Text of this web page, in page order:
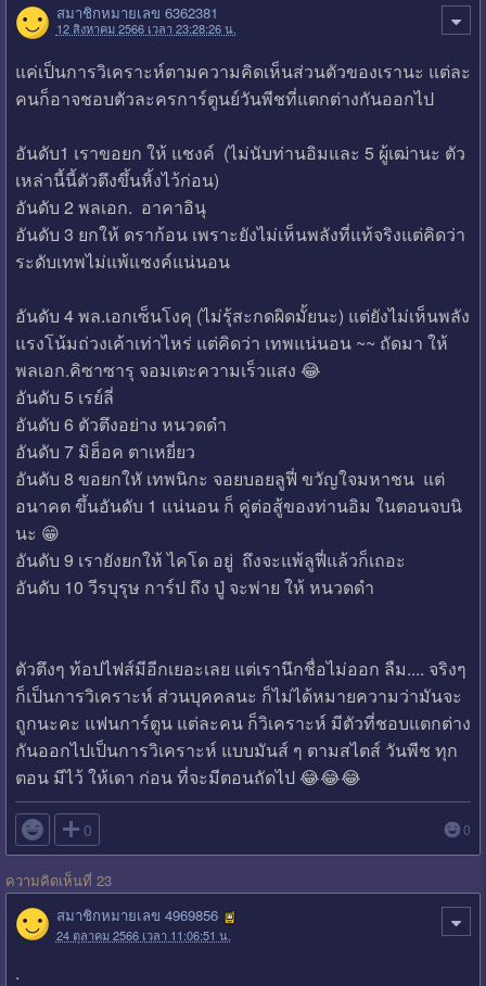
สมาชิกหมายเลข 6362381
12 สิงหาคม 2566 เวลา 23:28:26 น.
แค่เป็นการวิเคราะห์ตามความคิดเห็นส่วนตัวของเรานะ แต่ละ
คนก็อาจชอบตัวละครการ์ตูนย์วันพีชที่แตกต่างกันออกไป
อันดับ1 เราขอยก ให้ แชงค์ (ไม่นับท่านอิมและ 5 ผู้เฒ่านะ ตัว
เหล่านี้นี้ตัวตึงขึ้นหิ้งไว้ก่อน)
อันดับ 2 พลเอก. อาคาอินุ
อันดับ 3 ยกให้ ดราก้อน เพราะยังไม่เห็นพลังที่แท้จริงแต่คิดว่า
ระดับเทพไม่แพ้แชงค์แน่นอน
อันดับ 4 พล.เอกเซ็นโงคุ (ไม่รุ้สะกดผิดมั้ยนะ) แต่ยังไม่เห็นพลัง
แรงโน้มถ่วงเค้าเท่าไหร่ แต่คิดว่า เทพแน่นอน ~~ ถัดมา ให้
พลเอก.คิซาซารุ จอมเตะความเร็วแสง 😂
อันดับ 5 เรย์ลี่
อันดับ 6 ตัวตึงอย่าง หนวดดำ
อันดับ 7 มิฮ็อค ตาเหยี่ยว
อันดับ 8 ขอยกใหั เทพนิกะ จอยบอยลูฟี่ ขวัญใจมหาชน แต่
อนาคต ขึ้นอันดับ 1 แน่นอน ก็ คู่ต่อสู้ของท่านอิม ในตอนจบนิ
นะ 😁
อันดับ 9 เรายังยกให้ ไคโด อยู่ ถึงจะแพ้ลูฟี่แล้วก็เถอะ
อันดับ 10 วีรบุรุษ การ์ป ถึง ปู่ จะพ่าย ให้ หนวดดำ
ตัวตึงๆ ท้อปไฟส์มีอีกเยอะเลย แต่เรานึกชื่อไม่ออก ลืม.... จริงๆ
ก็เป็นการวิเคราะห์ ส่วนบุคคลนะ ก็ไม่ได้หมายความว่ามันจะ
ถูกนะคะ แฟนการ์ตูน แต่ละคน ก็วิเคราะห์ มีตัวที่ชอบแตกต่าง
กันออกไปเป็นการวิเคราะห์ แบบมันส์ ๆ ตามสไตส์ วันพีช ทุก
ตอน มีไว้ ให้เดา ก่อน ที่จะมีตอนถัดไป 😂😂😂
 0 0
ความคิดเห็นที่ 23
สมาชิกหมายเลข 4969856
24 ตุลาคม 2566 เวลา 11:06:51 น.
.